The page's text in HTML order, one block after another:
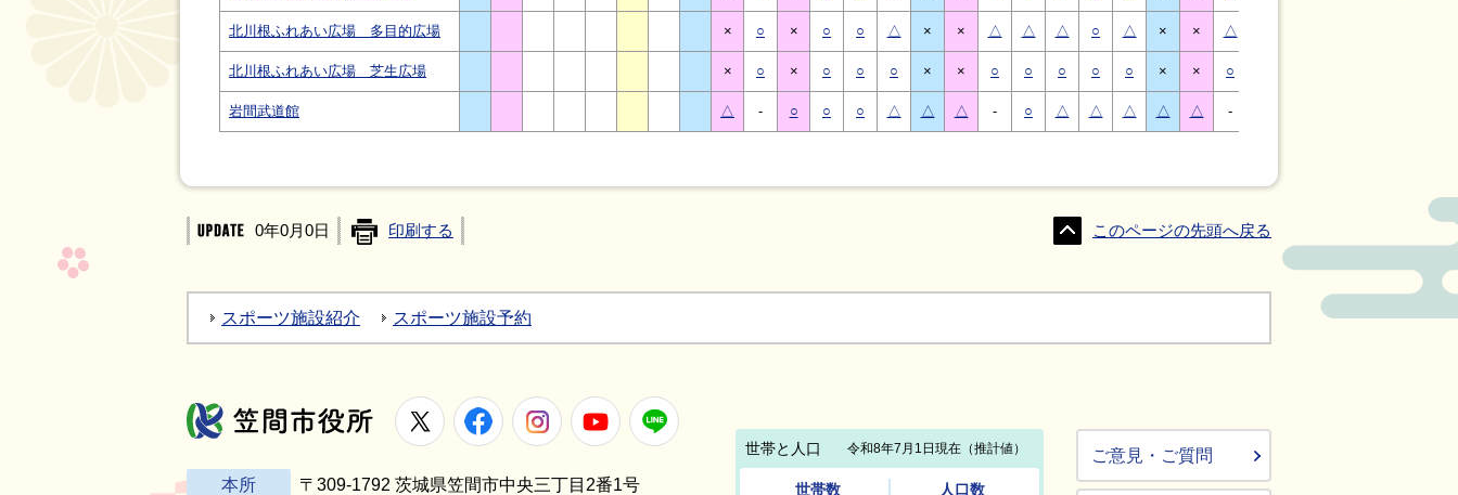
北川根ふれあい広場 多目的広場 × ○ × ○ ○ △ × × △ △ △ ○ △ × × △
北川根ふれあい広場 芝生広場 × ○ × ○ ○ ○ × × ○ ○ ○ ○ ○ × × ○
岩間武道館 △ - ○ ○ ○ △ △ △ - ○ △ △ △ △ △ -
0年0月0日 印刷する このページの先頭へ戻る
スポーツ施設紹介 スポーツ施設予約
笠間市役所
X FacebookInstagramYoutube
本所 〒309-1792 茨城県笠間市中央三丁目2番1号
ご意見・ご質問